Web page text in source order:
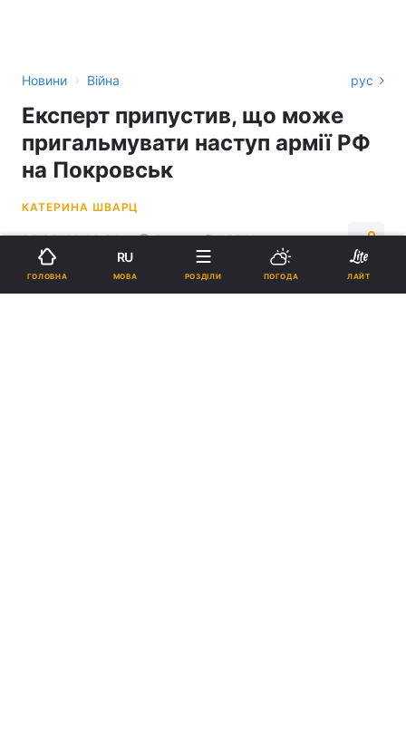
Новини › Війна рус
Експерт припустив, що може
пригальмувати наступ армії РФ
на Покровськ
КАТЕРИНА ШВАРЦ
05:35, 29.08.24 2 хв. 15941
Підпишіться на нас в Google
ГОЛОВНА
RU
МОВА РОЗДІЛИ ПОГОДА ЛАЙТ